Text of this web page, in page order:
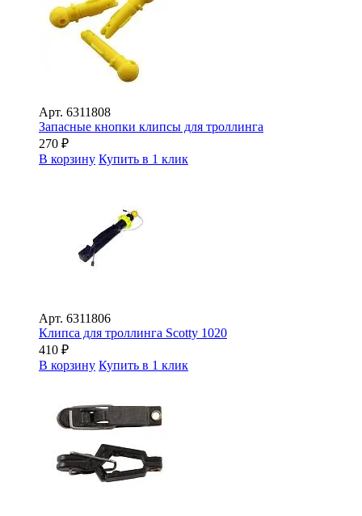
Арт. 6311808
Запасные кнопки клипсы для троллинга
270 ₽
В корзину Купить в 1 клик
Арт. 6311806
Клипса для троллинга Scotty 1020
410 ₽
В корзину Купить в 1 клик